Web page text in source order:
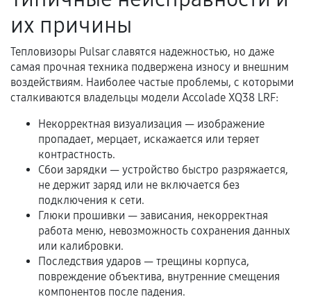
гарантии
Гарантийный талон.
Акт выполненных работ с датой, перечнем
услуг и сроком гарантии.
и кассовый чек.
Расширенная гарантия
В некоторых случаях возможно оформление
расширенной гарантии. Стоимость, сроки и
условия продления согласовываются отдельно и
фиксируются в документах.
их причины
Тепловизоры Pulsar славятся надежностью, но даже
самая прочная техника подвержена износу и внешним
воздействиям. Наиболее частые проблемы, с которыми
сталкиваются владельцы модели Accolade XQ38 LRF:
Некорректная визуализация — изображение
пропадает, мерцает, искажается или теряет
контрастность.
Сбои зарядки — устройство быстро разряжается,
не держит заряд или не включается без
подключения к сети.
Глюки прошивки — зависания, некорректная
работа меню, невозможность сохранения данных
или калибровки.
Последствия ударов — трещины корпуса,
повреждение объектива, внутренние смещения
компонентов после падения.